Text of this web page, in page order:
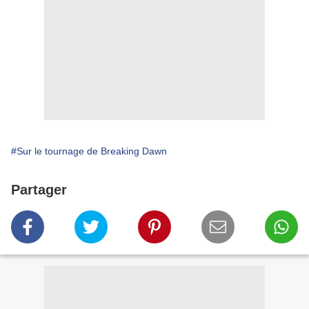
#Sur le tournage de Breaking Dawn
Partager